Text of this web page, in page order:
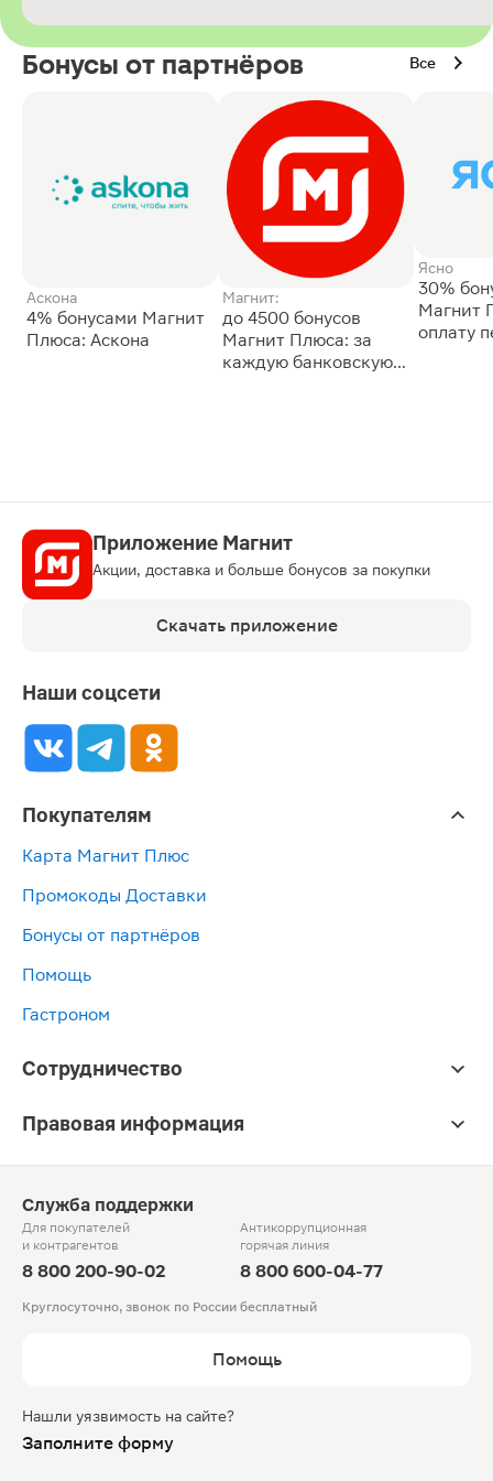
Бонусы от партнёров Все
Аскона
4% бонусами Магнит
Плюса: Аскона
Магнит:
до 4500 бонусов
Магнит Плюса: за
каждую банковскую
Ясно
30%
Магнит
оплату
Приложение Магнит
Акции, доставка и больше бонусов за покупки
Скачать приложение
Наши соцсети
Покупателям
Карта Магнит Плюс
Промокоды Доставки
Бонусы от партнёров
Помощь
Гастроном
Сотрудничество
Правовая информация
Служба поддержки
Для покупателей
и контрагентов
8 800 200-90-02
Антикоррупционная
горячая линия
8 800 600-04-77
Круглосуточно, звонок по России бесплатный
Помощь
Нашли уязвимость на сайте?
Заполните форму